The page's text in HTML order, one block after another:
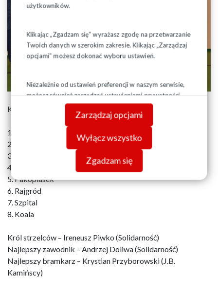
użytkowników.
Klikając „Zgadzam się” wyrażasz zgodę na przetwarzanie
Twoich danych w szerokim zakresie. Klikając „Zarządzaj
opcjami” możesz dokonać wyboru ustawień.
Niezależnie od ustawień preferencji w naszym serwisie,
możesz również zarządzać ustawieniami prywatności
swojej przeglądarki. Więcej informacji o przetwarzaniu
danych znajdziesz wPolityce prywatności.
Zarządzaj opcjami
Wyłącz wszystko
Zgadzam się
Końcowa kalsyfikacja:
1. Solidarność
2. Imperium
3. J.B Kamińscy
4. Parafia Św. Ojca Pio
5. Pakopiasek
6. Rajgród
7. Szpital
8. Koala
Król strzelców – Ireneusz Piwko (Solidarność)
Najlepszy zawodnik – Andrzej Doliwa (Solidarność)
Najlepszy bramkarz – Krystian Przyborowski (J.B.
Kamińscy)